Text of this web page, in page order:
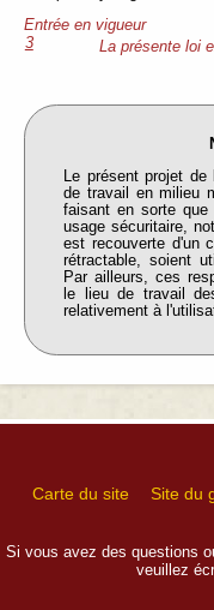
Entrée en vigueur
3
La présente loi
Le présent projet
de travail en milieu
faisant en sorte
usage sécuritaire,
est recouverte d'un
rétractable, soient
Par ailleurs, ces
le lieu de travail
relativement à
Carte du site Site du
Si vous avez des questions
veuillez